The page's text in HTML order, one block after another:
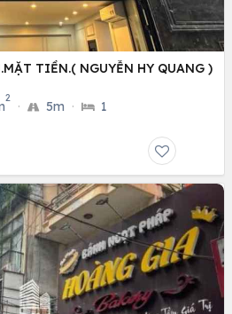
TIỀN.( NGUYỄN HY QUANG )
2
· 5m · 1